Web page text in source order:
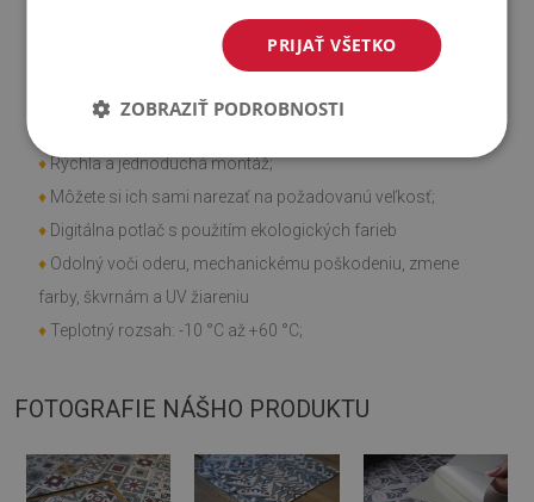
Môže sa lepiť na panely, obklady, kov alebo farbu.
♦ Rýchla a jednoduchá montáž;
♦ Môžete si ich sami narezať na požadovanú veľkosť;
♦ Digitálna potlač s použitím ekologických farieb
♦ Odolný voči oderu, mechanickému poškodeniu, zmene
farby, škvrnám a UV žiareniu
♦ Teplotný rozsah: -10 °C až +60 °C;
FOTOGRAFIE NÁŠHO PRODUKTU
PRIJAŤ VŠETKO
ZOBRAZIŤ PODROBNOSTI